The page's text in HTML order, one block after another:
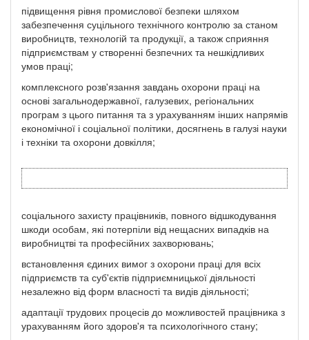
підвищення рівня промислової безпеки шляхом
забезпечення суцільного технічного контролю за станом
виробництв, технологій та продукції, а також сприяння
підприємствам у створенні безпечних та нешкідливих
умов праці;
комплексного розв'язання завдань охорони праці на
основі загальнодержавної, галузевих, регіональних
програм з цього питання та з урахуванням інших напрямів
економічної і соціальної політики, досягнень в галузі науки
і техніки та охорони довкілля;
соціального захисту працівників, повного відшкодування
шкоди особам, які потерпіли від нещасних випадків на
виробництві та професійних захворювань;
встановлення єдиних вимог з охорони праці для всіх
підприємств та суб'єктів підприємницької діяльності
незалежно від форм власності та видів діяльності;
адаптації трудових процесів до можливостей працівника з
урахуванням його здоров'я та психологічного стану;